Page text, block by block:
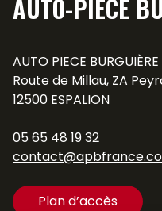
AUTO-PIÈCE
AUTO PIECE BURGUIÈRE
Route de Millau, ZA
12500 ESPALION
05 65 48 19 32
Plan d’accès